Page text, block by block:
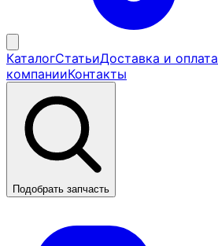
КаталогСтатьиДоставка и оплата
компанииКонтакты
Подобрать запчасть